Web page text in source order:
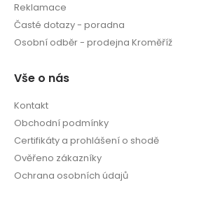
Reklamace
Časté dotazy - poradna
Osobní odběr - prodejna Kroměříž
Vše o nás
Kontakt
Obchodní podmínky
Certifikáty a prohlášení o shodě
Ověřeno zákazníky
Ochrana osobních údajů